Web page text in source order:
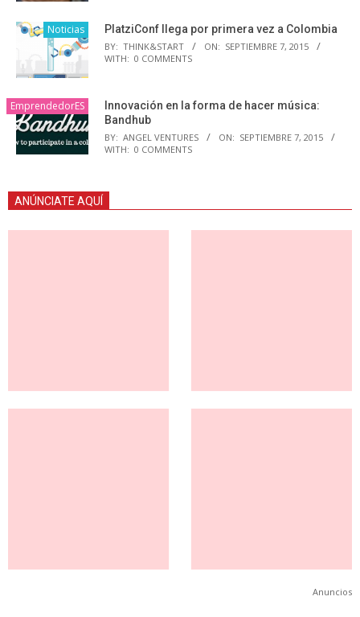
Noticias PlatziConf llega por primera vez a Colombia
BY: THINK&START ON: SEPTIEMBRE 7, 2015
WITH: 0 COMMENTS
EmprendedorES
Innovación en la forma de hacer música:
Bandhub
BY: ANGEL VENTURES ON: SEPTIEMBRE 7, 2015
WITH: 0 COMMENTS
ANÚNCIATE AQUÍ
Anuncios